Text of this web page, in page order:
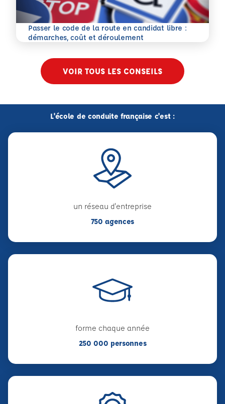
Passer le code de la route en candidat libre :
démarches, coût et déroulement
En savoir plus
VOIR TOUS LES CONSEILS
L'école de conduite française c'est :
un réseau d'entreprise
750 agences
forme chaque année
250 000 personnes